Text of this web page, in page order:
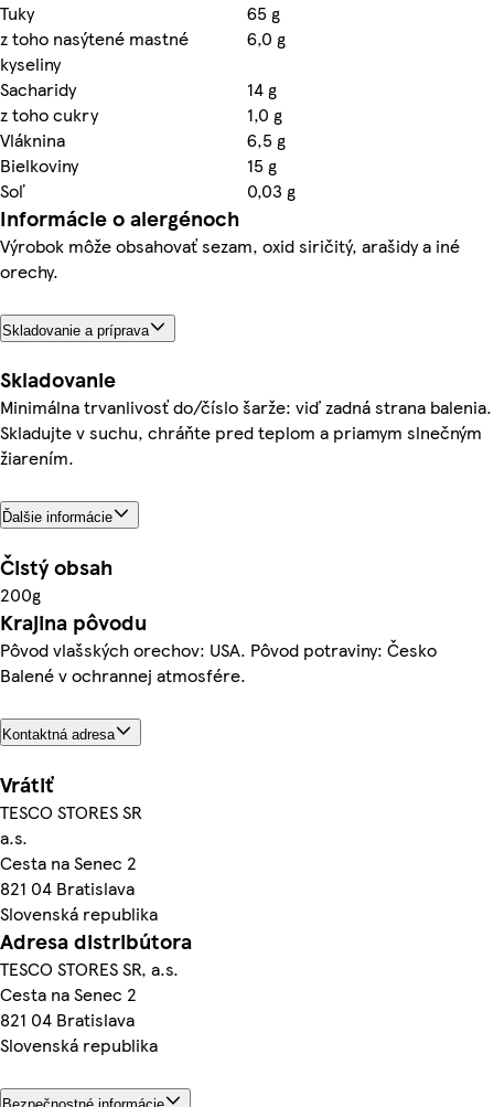
Tuky
65 g
z toho nasýtené mastné
kyseliny
6,0 g
Sacharidy
14 g
z toho cukry
1,0 g
Vláknina
6,5 g
Bielkoviny
15 g
Soľ
0,03 g
Informácie o alergénoch
Výrobok môže obsahovať sezam, oxid siričitý, arašidy a iné
orechy.
Skladovanie a príprava
Skladovanie
Minimálna trvanlivosť do/číslo šarže: viď zadná strana balenia.
Skladujte v suchu, chráňte pred teplom a priamym slnečným
žiarením.
Ďalšie informácie
Čistý obsah
200g
Krajina pôvodu
Pôvod vlašských orechov: USA. Pôvod potraviny: Česko
Balené v ochrannej atmosfére.
Kontaktná adresa
Vrátiť
TESCO STORES SR
a.s.
Cesta na Senec 2
821 04 Bratislava
Slovenská republika
Adresa distribútora
TESCO STORES SR, a.s.
Cesta na Senec 2
821 04 Bratislava
Slovenská republika